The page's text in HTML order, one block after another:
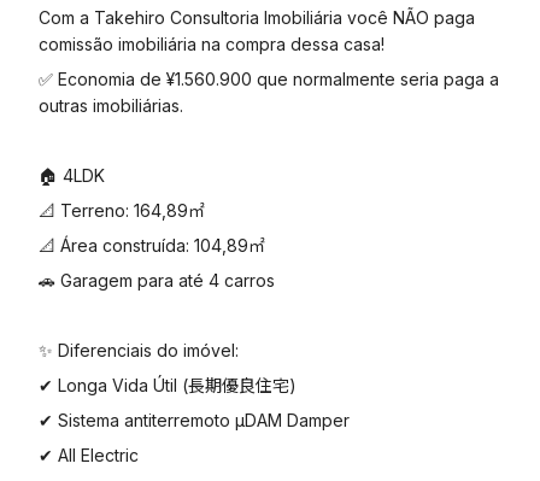
Com a Takehiro Consultoria Imobiliária você NÃO paga
comissão imobiliária na compra dessa casa!
✅ Economia de ¥1.560.900 que normalmente seria paga a
outras imobiliárias.
🏠 4LDK
📐 Terreno: 164,89㎡
📐 Área construída: 104,89㎡
🚗 Garagem para até 4 carros
✨ Diferenciais do imóvel:
✔ Longa Vida Útil (長期優良住宅)
✔ Sistema antiterremoto μDAM Damper
✔ All Electric